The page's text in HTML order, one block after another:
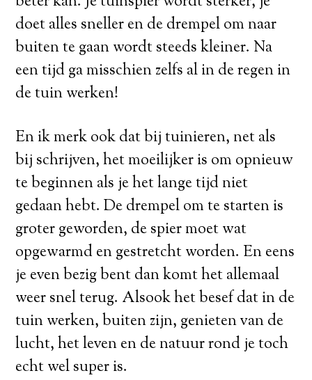
doet alles sneller en de drempel om naar
buiten te gaan wordt steeds kleiner. Na
een tijd ga misschien zelfs al in de regen in
de tuin werken!
En ik merk ook dat bij tuinieren, net als
bij schrijven, het moeilijker is om opnieuw
te beginnen als je het lange tijd niet
gedaan hebt. De drempel om te starten is
groter geworden, de spier moet wat
opgewarmd en gestretcht worden. En eens
je even bezig bent dan komt het allemaal
weer snel terug. Alsook het besef dat in de
tuin werken, buiten zijn, genieten van de
lucht, het leven en de natuur rond je toch
echt wel super is.